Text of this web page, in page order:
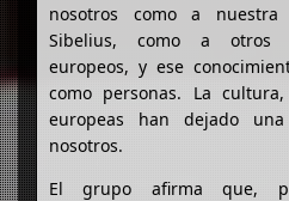
nosotros como a nuestra
Sibelius, como a otros
europeos, y ese
como personas. La
europeas han dejado
nosotros.
El grupo afirma que,